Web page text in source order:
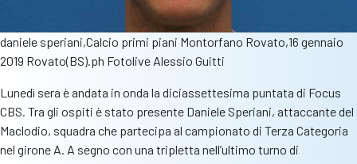
daniele speriani,Calcio primi piani Montorfano Rovato,16 gennaio
2019 Rovato(BS).ph Fotolive Alessio Guitti
Lunedì sera è andata in onda la diciassettesima puntata di Focus
CBS. Tra gli ospiti è stato presente Daniele Speriani, attaccante del
Maclodio, squadra che partecipa al campionato di Terza Categoria
nel girone A. A segno con una tripletta nell’ultimo turno di